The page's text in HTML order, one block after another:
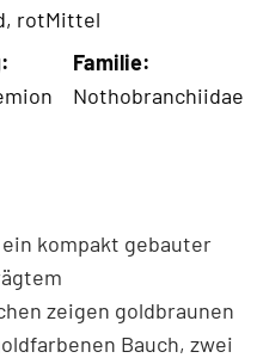
, rotMittel
Familie:
Nothobranchiidae
kompakt gebauter
zeigen goldbraunen
Bauch, zwei